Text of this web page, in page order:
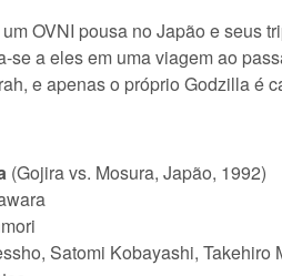
OVNI pousa no Japão e seus
se a eles em uma viagem ao
e apenas o próprio Godzilla é
(Gojira vs. Mosura, Japão, 1992)
Satomi Kobayashi, Takehiro